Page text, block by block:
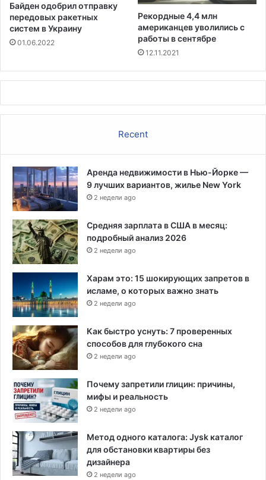
м
и
з
Байден одобрил отправку
передовых ракетных
систем в Украину
01.06.2022
Рекордные 4,4 млн
американцев уволились с
работы в сентябре
12.11.2021
Recent
Аренда недвижимости в Нью-Йорке —
9 лучших вариантов, жилье New York
2 недели ago
Средняя зарплата в США в месяц:
подробный анализ 2026
2 недели ago
Харам это: 15 шокирующих запретов в
исламе, о которых важно знать
2 недели ago
Как быстро уснуть: 7 проверенных
способов для глубокого сна
2 недели ago
Почему запретили глицин: причины,
мифы и реальность
2 недели ago
Метод одного каталога: Jysk каталог
для обстановки квартиры без
дизайнера
2 недели ago